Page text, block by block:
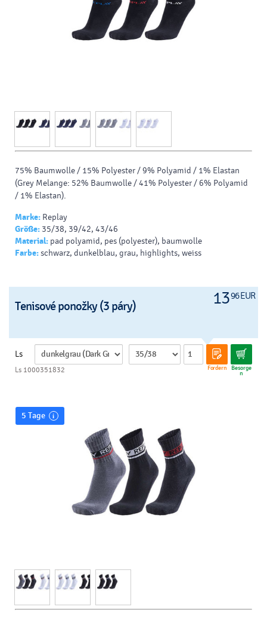
75% Baumwolle / 15% Polyester / 9% Polyamid / 1% Elastan
(Grey Melange: 52% Baumwolle / 41% Polyester / 6% Polyamid
/ 1% Elastan).
Marke: Replay
Größe: 35/38, 39/42, 43/46
Material: pad polyamid, pes (polyester), baumwolle
Farbe:schwarz, dunkelblau, grau, highlights, weiss
1396 EUR
Tenisové ponožky (3 páry)
Ls
Fordern Besorge
n
Ls 1000351832
5 Tage